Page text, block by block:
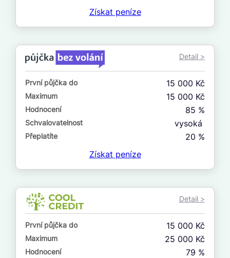
Ve zkušebce
ano
ne
V exekuci
ano
ne
V hotovosti
ano
ne
Získat peníze
Detail >
První půjčka do 15 000 Kč
Maximum 15 000 Kč
Hodnocení 85 %
Schvalovatelnost vysoká
Přeplatíte
20 %
Získat peníze
Detail >
První půjčka do 15 000 Kč
Maximum 25 000 Kč
Hodnocení 79 %